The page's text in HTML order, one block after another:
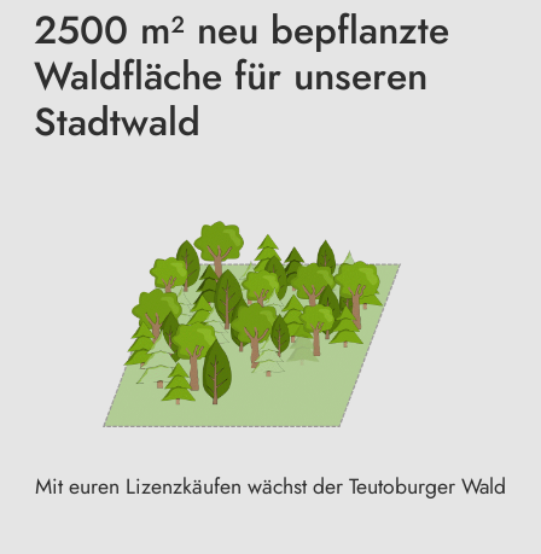
2500 m² neu bepflanzte
Waldfläche für unseren
Stadtwald
Mit euren Lizenzkäufen wächst der Teutoburger Wald